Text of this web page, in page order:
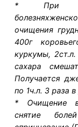
* При
очищения
400г
куркумы,
сахара
Получается
по 1ч.л. 3 раза
* Очищение
снятие